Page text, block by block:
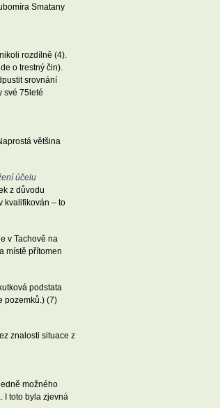
Smatany
rozdílně (4).
o trestný čin).
srovnání
své 75leté
většina
účelu
z důvodu
kvalifikován – to
v Tachově na
místě přítomen
podstata
pozemků.) (7)
znalosti situace z
možného
I toto byla zjevná